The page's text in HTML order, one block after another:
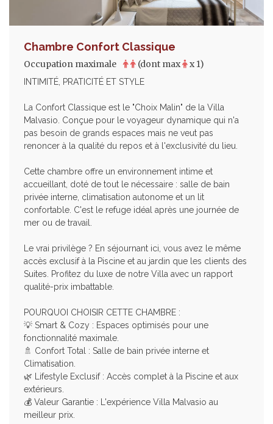
Chambre Confort Classique
Occupation maximale (dont max x 1)
INTIMITÉ, PRATICITÉ ET STYLE
La Confort Classique est le "Choix Malin" de la Villa
Malvasio. Conçue pour le voyageur dynamique qui n'a
pas besoin de grands espaces mais ne veut pas
renoncer à la qualité du repos et à l'exclusivité du lieu.
Cette chambre offre un environnement intime et
accueillant, doté de tout le nécessaire : salle de bain
privée interne, climatisation autonome et un lit
confortable. C'est le refuge idéal après une journée de
mer ou de travail.
Le vrai privilège ? En séjournant ici, vous avez le même
accès exclusif à la Piscine et au jardin que les clients des
Suites. Profitez du luxe de notre Villa avec un rapport
qualité-prix imbattable.
POURQUOI CHOISIR CETTE CHAMBRE :
💡 Smart & Cozy : Espaces optimisés pour une
fonctionnalité maximale.
🚿 Confort Total : Salle de bain privée interne et
Climatisation.
🌿 Lifestyle Exclusif : Accès complet à la Piscine et aux
extérieurs.
💰 Valeur Garantie : L'expérience Villa Malvasio au
meilleur prix.